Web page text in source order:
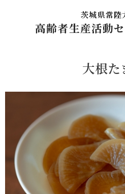
茨城県常陸
高齢者生産活動
大根た